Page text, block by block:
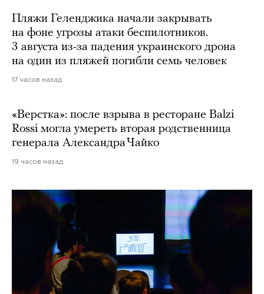
Пляжи Геленджика начали закрывать
на фоне угрозы атаки беспилотников.
3 августа из-за падения украинского дрона
на один из пляжей погибли семь человек
17 часов назад
«Верстка»: после взрыва в ресторане Balzi
Rossi могла умереть вторая родственница
генерала Александра Чайко
19 часов назад